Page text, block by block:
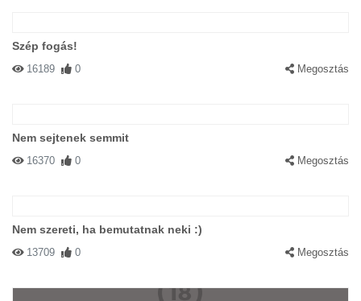
Szép fogás!
16189 0 Megosztás
Nem sejtenek semmit
16370 0 Megosztás
Nem szereti, ha bemutatnak neki :)
13709 0 Megosztás